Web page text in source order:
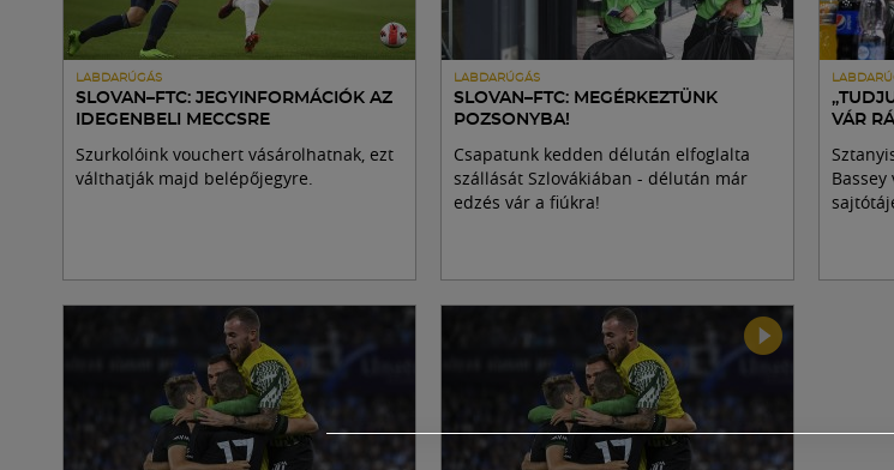
LABDARÚGÁS
SLOVAN–FTC: JEGYINFORMÁCIÓK AZ
IDEGENBELI MECCSRE
Szurkolóink vouchert vásárolhatnak, ezt
válthatják majd belépőjegyre.
LABDARÚGÁS
SLOVAN–FTC: MEGÉRKEZTÜNK
POZSONYBA!
Csapatunk kedden délután elfoglalta
szállását Szlovákiában - délután már
edzés vár a fiúkra!
VÁR
Bassey